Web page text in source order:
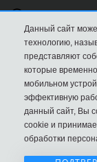
Whatsapp
Viber
Данный сайт
технологию,
представляют
которые
мобильном
эффективную
данный сайт, Вы
cookie и
обработки